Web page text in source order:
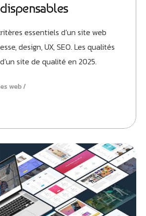
essentiels d’un site web
design, UX, SEO. Les qualités
site de qualité en 2025.
web